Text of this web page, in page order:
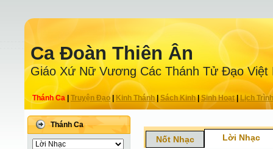
Ca Ðoàn Thiên Ân
Giáo Xứ Nữ Vương Các Thánh Tử Ðạo Việt
Thánh Ca Truyện Ðạo| Kinh Thánh Sách Kinh|Sinh Hoạt| Lịch Trình
Thánh Ca
Nốt Nhạc Lời Nhạc